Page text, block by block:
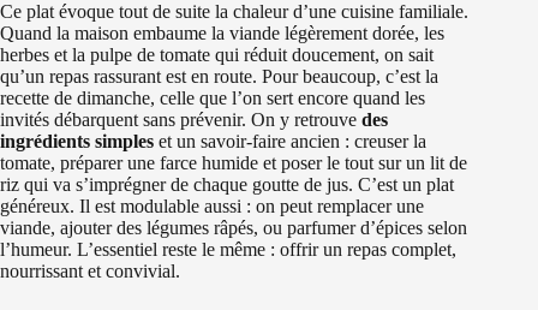
Ce plat évoque tout de suite la chaleur d’une cuisine familiale.
Quand la maison embaume la viande légèrement dorée, les
herbes et la pulpe de tomate qui réduit doucement, on sait
qu’un repas rassurant est en route. Pour beaucoup, c’est la
recette de dimanche, celle que l’on sert encore quand les
invités débarquent sans prévenir. On y retrouve des
ingrédients simples et un savoir-faire ancien : creuser la
tomate, préparer une farce humide et poser le tout sur un lit de
riz qui va s’imprégner de chaque goutte de jus. C’est un plat
généreux. Il est modulable aussi : on peut remplacer une
viande, ajouter des légumes râpés, ou parfumer d’épices selon
l’humeur. L’essentiel reste le même : offrir un repas complet,
nourrissant et convivial.